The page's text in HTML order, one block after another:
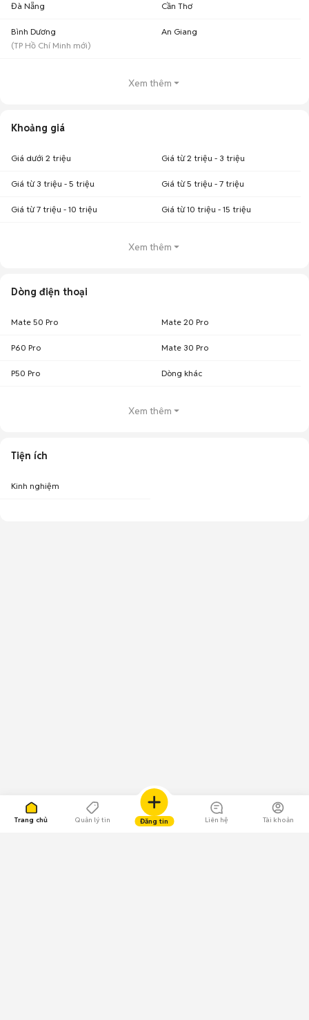
Trang chủ Quản lý tin Đăng tin Liên hệ Tài khoản
Đà Nẵng Cần Thơ
Bình Dương
(TP Hồ Chí Minh mới)
An Giang
Xem thêm
Khoảng giá
Giá dưới 2 triệu Giá từ 2 triệu - 3 triệu
Giá từ 3 triệu - 5 triệu Giá từ 5 triệu - 7 triệu
Giá từ 7 triệu - 10 triệu Giá từ 10 triệu - 15 triệu
Xem thêm
Dòng điện thoại
Mate 50 Pro Mate 20 Pro
P60 Pro Mate 30 Pro
P50 Pro Dòng khác
Xem thêm
Tiện ích
Kinh nghiệm